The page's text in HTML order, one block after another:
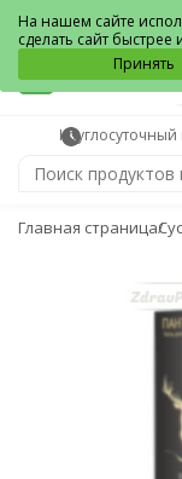
Маркс
Главная страница
На нашем сайте
сделать сайт быстрее
Принять